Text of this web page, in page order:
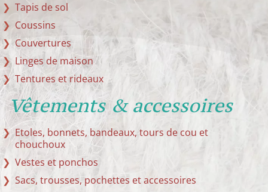
Tapis de sol
Coussins
Couvertures
Linges de maison
Tentures et rideaux
Vêtements & accessoires
Etoles, bonnets, bandeaux, tours de cou et
chouchoux
Vestes et ponchos
Sacs, trousses, pochettes et accessoires